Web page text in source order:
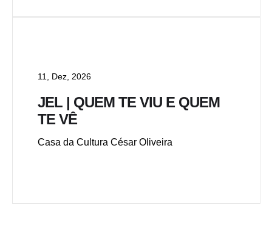
11, Dez, 2026
JEL | QUEM TE VIU E QUEM
TE VÊ
Casa da Cultura César Oliveira